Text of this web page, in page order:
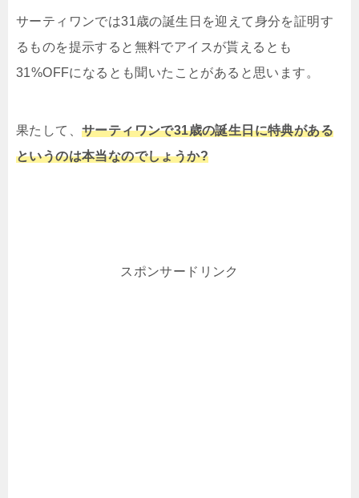
サーティワンでは31歳の誕生日を迎えて身分を証明す
るものを提示すると無料でアイスが貰えるとも
31%OFFになるとも聞いたことがあると思います。
果たして、 サーティワンで31歳の誕生日に特典がある
というのは本当なのでしょうか?
スポンサードリンク